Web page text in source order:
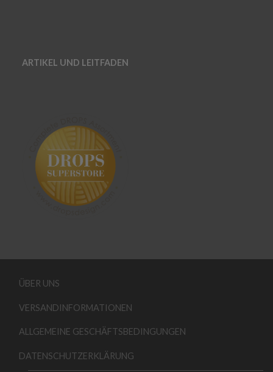
ARTIKEL UND LEITFADEN
ÜBER UNS
VERSANDINFORMATIONEN
ALLGEMEINE GESCHÄFTSBEDINGUNGEN
DATENSCHUTZERKLÄRUNG